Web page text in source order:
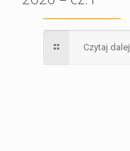
Czytaj dalej